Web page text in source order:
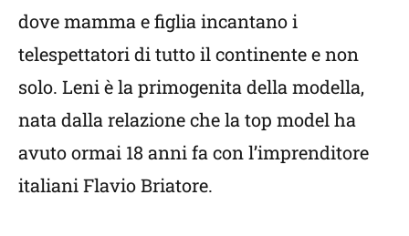
dove mamma e figlia incantano i
telespettatori di tutto il continente e non
solo. Leni è la primogenita della modella,
nata dalla relazione che la top model ha
avuto ormai 18 anni fa con l’imprenditore
italiani Flavio Briatore.